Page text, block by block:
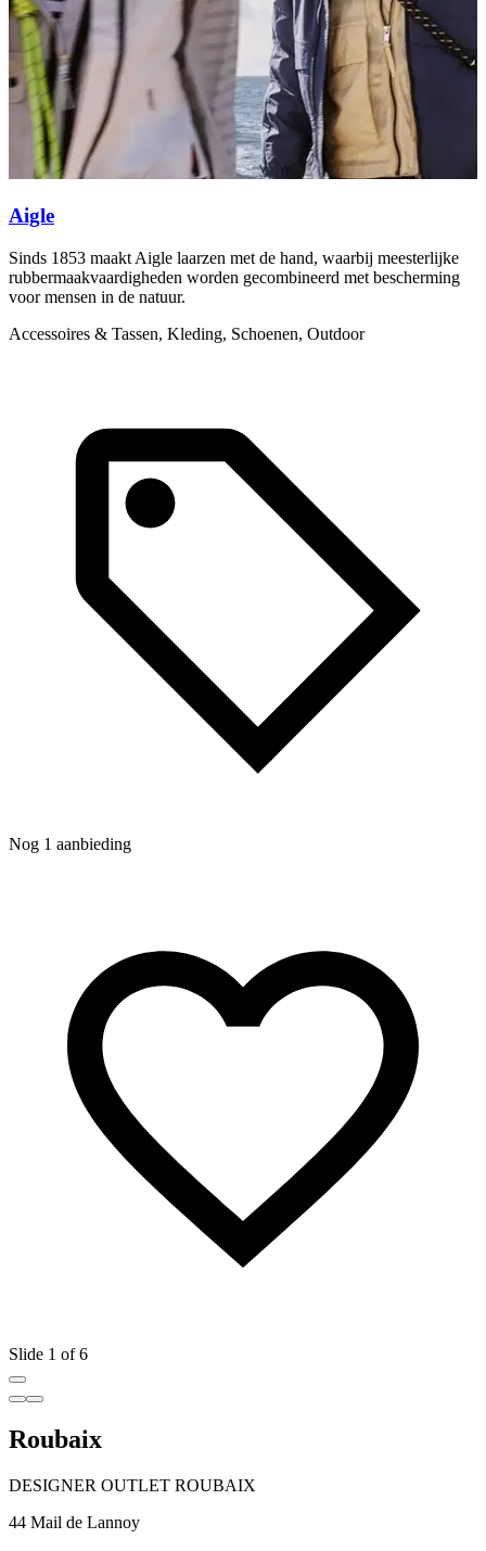
Aigle
Sinds 1853 maakt Aigle laarzen met de hand, waarbij meesterlijke
rubbermaakvaardigheden worden gecombineerd met bescherming
voor mensen in de natuur.
Accessoires & Tassen, Kleding, Schoenen, Outdoor
Nog 1 aanbieding
Slide 1 of 6
Roubaix
DESIGNER OUTLET ROUBAIX
44 Mail de Lannoy